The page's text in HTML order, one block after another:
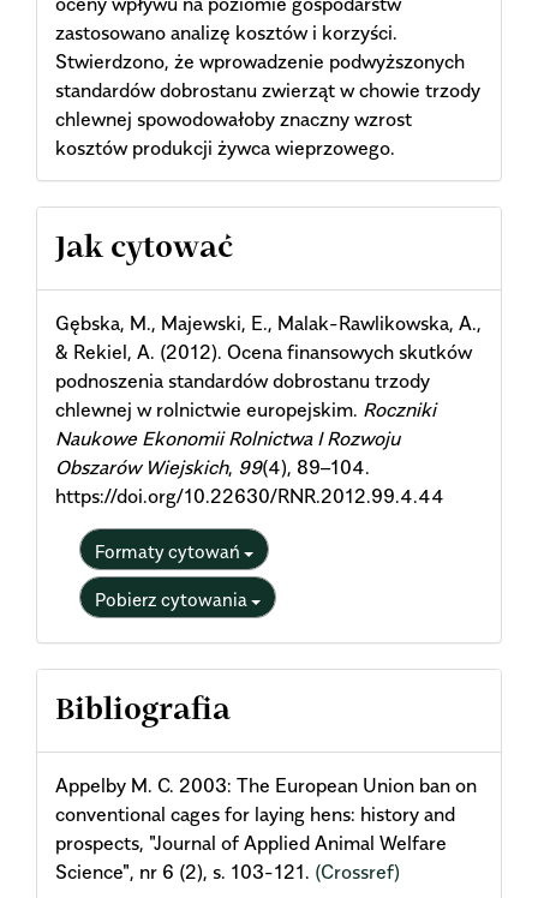
zastosowano analizę kosztów i korzyści.
Stwierdzono, że wprowadzenie podwyższonych
standardów dobrostanu zwierząt w chowie trzody
chlewnej spowodowałoby znaczny wzrost
kosztów produkcji żywca wieprzowego.
Article
Details
Jak cytować
Gębska, M., Majewski, E., Malak-Rawlikowska, A.,
& Rekiel, A. (2012). Ocena finansowych skutków
podnoszenia standardów dobrostanu trzody
chlewnej w rolnictwie europejskim. Roczniki
Naukowe Ekonomii Rolnictwa I Rozwoju
Obszarów Wiejskich, 99(4), 89–104.
https://doi.org/10.22630/RNR.2012.99.4.44
Formaty cytowań
Pobierz cytowania
Bibliografia
Appelby M. C. 2003: The European Union ban on
conventional cages for laying hens: history and
prospects, "Journal of Applied Animal Welfare
Science", nr 6 (2), s. 103-121. (Crossref)